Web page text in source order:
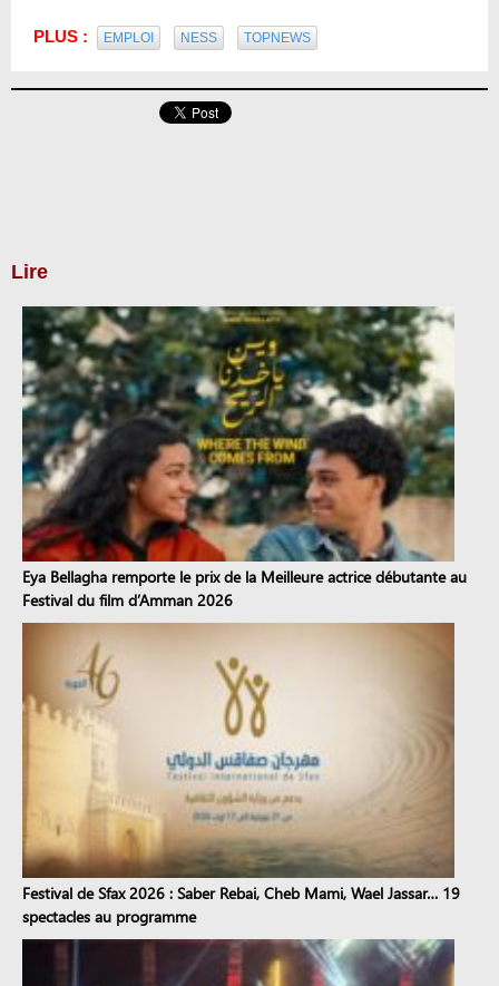
PLUS : EMPLOI NESS TOPNEWS
Lire
Eya Bellagha remporte le prix de la Meilleure actrice débutante au
Festival du film d’Amman 2026
Festival de Sfax 2026 : Saber Rebai, Cheb Mami, Wael Jassar… 19
spectacles au programme